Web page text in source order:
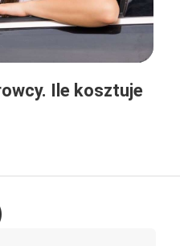
Ile kosztuje